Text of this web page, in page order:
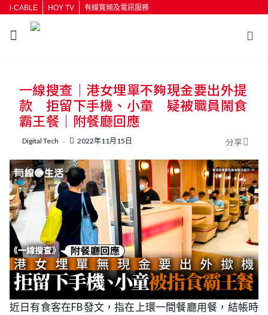
i-CABLE HOY TV 有線寬頻及電訊服務
按輸入鍵開始搜尋
一線搜查｜港女埋單不夠現金要出外提
款 拒留下手機、小童 疑被職員鬧食
霸王餐｜附餐廳回應
Digital Tech 2022年11月15日 分享
近日有食客在FB發文，指在上環一間餐廳用餐，結帳時